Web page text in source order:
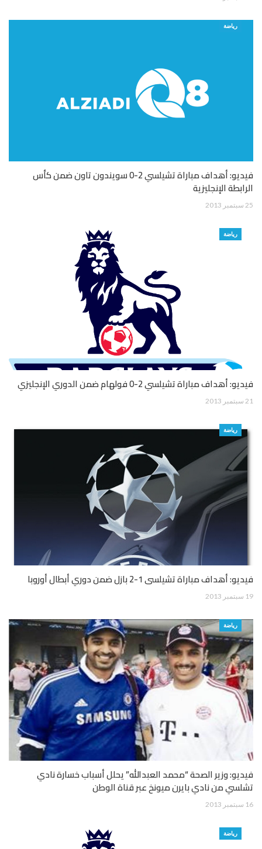
رياضة
فيديو: أهداف مباراة تشيلسي 2-0 سويندون تاون ضمن كأس
الرابطة الإنجليزية
25 سبتمبر 2013
رياضة
فيديو: أهداف مباراة تشيلسي 2-0 فولهام ضمن الدوري الإنجليزي
21 سبتمبر 2013
رياضة
فيديو: أهداف مباراة تشيلسى 1-2 بازل ضمن دوري أبطال أوروبا
19 سبتمبر 2013
رياضة
فيديو: وزير الصحة “محمد العبدالله” يحلل أسباب خسارة نادي
تشلسي من نادي بايرن ميونخ عبر قناة الوطن
16 سبتمبر 2013
رياضة